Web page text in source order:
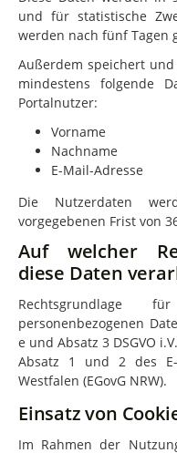
und für statistische
werden nach fünf Tagen
Außerdem speichert
mindestens folgende
Portalnutzer:
Vorname
Nachname
E-Mail-Adresse
Die Nutzerdaten
vorgegebenen Frist von
Auf welcher
diese Daten
Rechtsgrundlage
personenbezogenen
e und Absatz 3 DSGVO
Absatz 1 und 2 des E-
Westfalen (EGovG NRW).
Einsatz von
Im Rahmen der